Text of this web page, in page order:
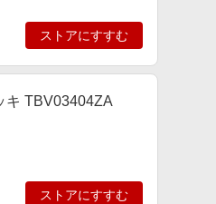
ストアにすすむ
キ TBV03404ZA
ストアにすすむ